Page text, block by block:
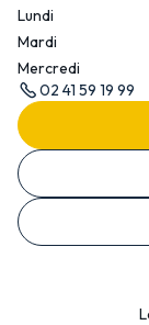
Lundi
Mardi
Mercredi
02 41 59 19 99